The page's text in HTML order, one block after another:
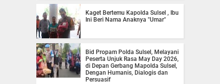
Kaget Bertemu Kapolda Sulsel , Ibu
Ini Beri Nama Anaknya "Umar"
Bid Propam Polda Sulsel, Melayani
Peserta Unjuk Rasa May Day 2026,
di Depan Gerbang Mapolda Sulsel,
Dengan Humanis, Dialogis dan
Persuasif